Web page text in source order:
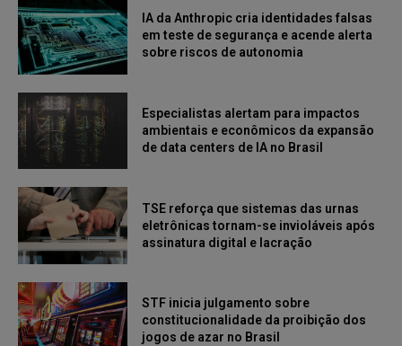
IA da Anthropic cria identidades falsas
em teste de segurança e acende alerta
sobre riscos de autonomia
Especialistas alertam para impactos
ambientais e econômicos da expansão
de data centers de IA no Brasil
TSE reforça que sistemas das urnas
eletrônicas tornam-se invioláveis após
assinatura digital e lacração
STF inicia julgamento sobre
constitucionalidade da proibição dos
jogos de azar no Brasil